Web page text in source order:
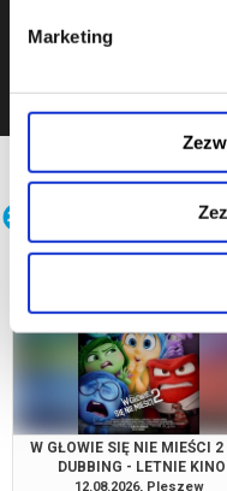
Marketing
Teatr Cortiqué
W GŁOWIE SIĘ NIE MIEŚCI 2
DUBBING - LETNIE KINO
DZIECIOM
12.08.2026, Pleszew